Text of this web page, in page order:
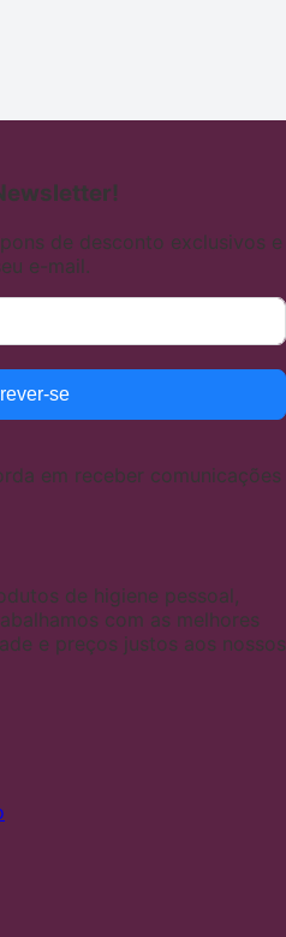
de desconto exclusivos e
e-mail.
se
em receber comunicações
de higiene pessoal,
com as melhores
e preços justos aos nossos